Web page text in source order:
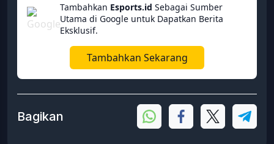
Tambahkan Esports.id Sebagai Sumber
Utama di Google untuk Dapatkan Berita
Eksklusif.
Tambahkan Sekarang
Bagikan